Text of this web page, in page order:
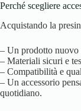
Perché scegliere
Acquistando la
– Un prodotto nuovo
– Materiali sicuri e
– Compatibilità e
– Un accessorio
quotidiano.